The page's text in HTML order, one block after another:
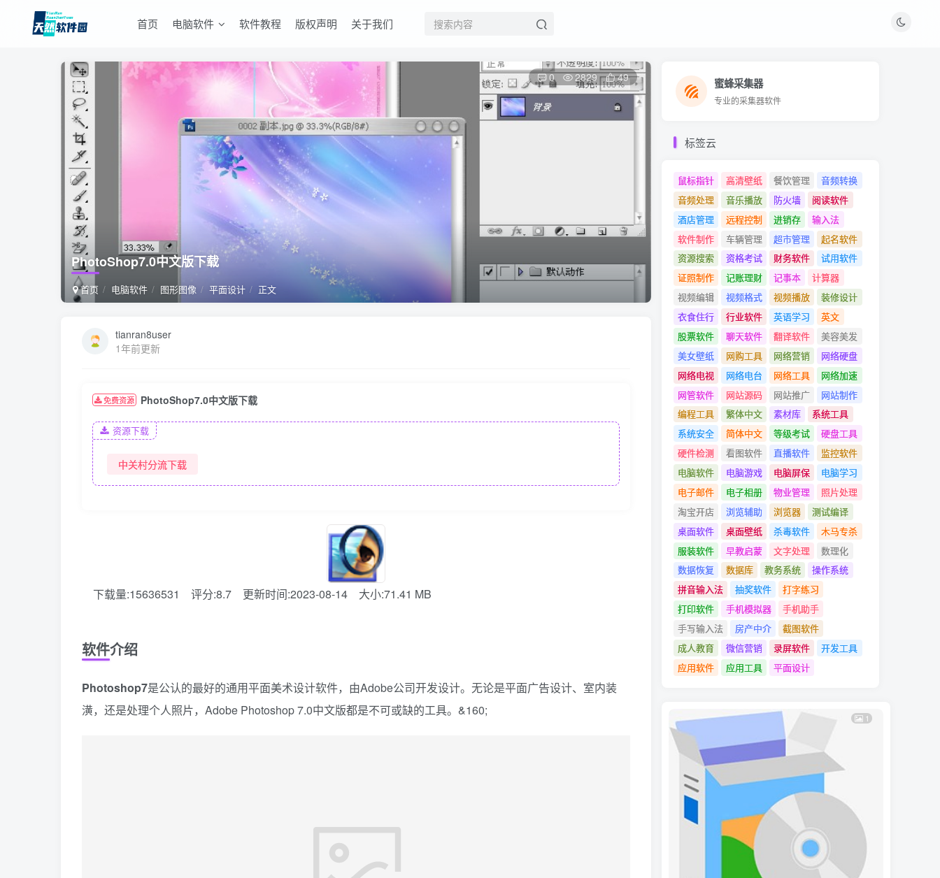
首页 电脑软件 软件教程 版权声明 关于我们
PhotoShop7.0中文版下载
首页 电脑软件 图形图像 平面设计 正文
0 2829 49
tianran8user
1年前更新
免费资源 PhotoShop7.0中文版下载
资源下载
中关村分流下载
下载量:15636531 评分:8.7 更新时间:2023-08-14 大小:71.41 MB
软件介绍
Photoshop7是公认的最好的通用平面美术设计软件，由Adobe公司开发设计。无论是平面广告设计、室内装
潢，还是处理个人照片，Adobe Photoshop 7.0中文版都是不可或缺的工具。&160;
蜜蜂采集器
专业的采集器软件
蜜蜂采集器
专业的采集器软件
标签云
鼠标指针 高清壁纸 餐饮管理
音频转换
音频处理
音乐播放 防火墙
阅读软件
酒店管理
远程控制 进销存
输入法
软件制作
车辆管理 超市管理
起名软件
资源搜索
资格考试 财务软件
试用软件
证照制作
记账理财 记事本
计算器
视频编辑
视频格式 视频播放
装修设计
衣食住行
行业软件 英语学习
英文
股票软件
聊天软件 翻译软件
美容美发
美女壁纸
网购工具 网络营销
网络硬盘
网络电视
网络电台 网络工具
网络加速
网管软件
网站源码 网站推广
网站制作
编程工具
繁体中文 素材库
系统工具
系统安全
简体中文 等级考试
硬盘工具
硬件检测
看图软件 直播软件
监控软件
电脑软件
电脑游戏 电脑屏保
电脑学习
电子邮件
电子相册 物业管理
照片处理
淘宝开店
浏览辅助 浏览器
测试编译
桌面软件
桌面壁纸 杀毒软件
木马专杀
服装软件
早教启蒙 文字处理
数理化
数据恢复
数据库 教务系统
操作系统
拼音输入法
抽奖软件
打字练习
打印软件
手机模拟器
手机助手
手写输入法
房产中介
截图软件
成人教育
微信营销 录屏软件
开发工具
应用软件
应用工具 平面设计
1